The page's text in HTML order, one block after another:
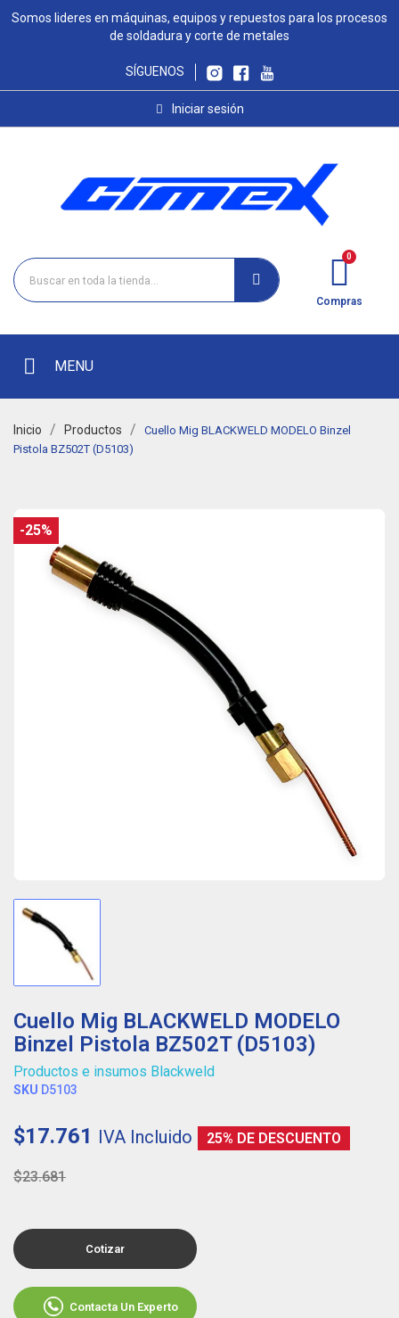
Somos lideres en máquinas, equipos y repuestos para los procesos
de soldadura y corte de metales
SÍGUENOS
Iniciar sesión
Compras
MENU
Inicio Productos
Cuello Mig BLACKWELD MODELO Binzel
Pistola BZ502T (D5103)
-25%
Cuello Mig BLACKWELD MODELO
Binzel Pistola BZ502T (D5103)
Productos e insumos Blackweld
SKU D5103
$17.761 IVA Incluido 25% DE DESCUENTO
$23.681
Cotizar
Contacta Un Experto